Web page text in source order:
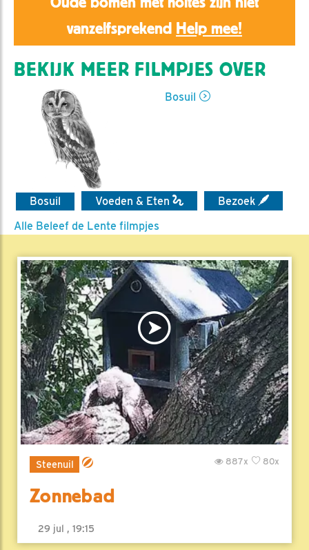
vanzelfsprekend Help mee!
BEKIJK MEER FILMPJES OVER
Bosuil
Bosuil Voeden & Eten
Bezoek
Alle Beleef de Lente filmpjes
Steenuil 80x
887x
Zonnebad
29 jul , 19:15